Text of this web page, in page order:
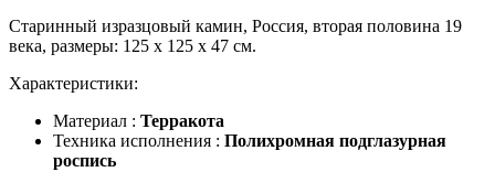
Старинный изразцовый камин, Россия, вторая половина 19
века, размеры: 125 х 125 х 47 см.
Характеристики:
Материал : Терракота
Техника исполнения : Полихромная подглазурная
роспись